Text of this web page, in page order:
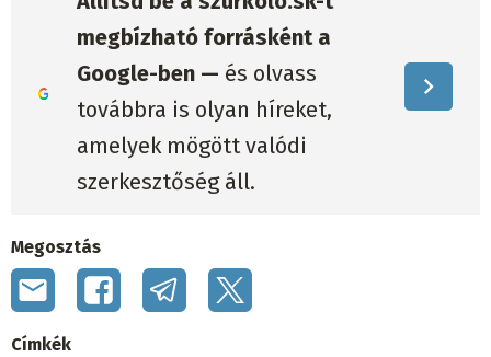
megbízható forrásként a
Google-ben — és olvass
továbbra is olyan híreket,
amelyek mögött valódi
szerkesztőség áll.
Megosztás
Címkék